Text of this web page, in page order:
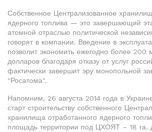
Собственное Централизованное
ядерного топлива — это завершающий
атомной отраслью политической
говорят в компании. Введение в
позволит экономить ежегодно более 200
долларов благодаря отказу от услуг
фактически завершит эру монопольной
"Росатома".
Напомним, 26 августа 2014 года в
старт строительству собственного
хранилища отработанного ядерного
площадь территории под ЦХОЯТ – 18 га.